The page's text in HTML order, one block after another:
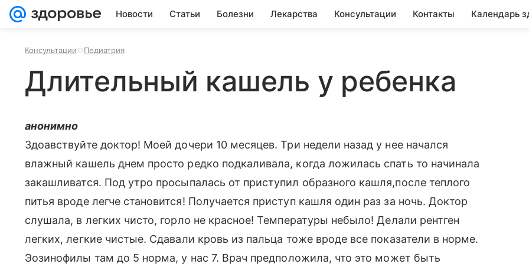
Новости Статьи Болезни Лекарства Консультации Контакты Календарь
Консультации Педиатрия
Длительный кашель у ребенка
анонимно
Здоавствуйте доктор! Моей дочери 10 месяцев. Три недели назад у нее начался
влажный кашель днем просто редко подкаливала, когда ложилась спать то начинала
закашливатся. Под утро просыпалась от приступил образного кашля,после теплого
питья вроде легче становится! Получается приступ кашля один раз за ночь. Доктор
слушала, в легких чисто, горло не красное! Температуры небыло! Делали рентген
легких, легкие чистые. Сдавали кровь из пальца тоже вроде все показатели в норме.
Эозинофилы там до 5 норма, у нас 7. Врач предположила, что это может быть